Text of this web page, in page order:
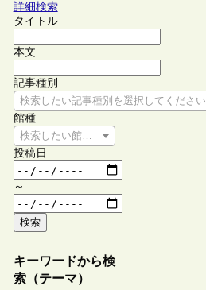
詳細検索
タイトル
本文
記事種別
検索したい記事種別を選択してください
館種
検索したい館種を選択してください
投稿日
～
検索
キーワードから検
索（テーマ）